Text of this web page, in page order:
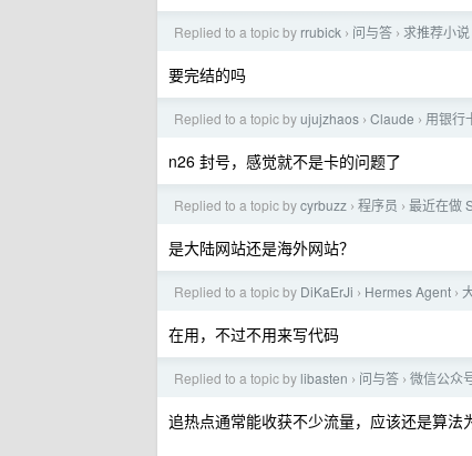
Replied to a topic by rrubick › 问与答 › 求推荐小说
要完结的吗
Replied to a topic byujujzhaos › Claude › 用银行
n26 封号，感觉就不是卡的问题了
Replied to a topic bycyrbuzz › 程序员 › 最近在做
是大陆网站还是海外网站？
Replied to a topic by DiKaErJi › Hermes Agent ›
在用，不过不用来写代码
Replied to a topic by libasten › 问与答 › 微信公众
追热点通常能收获不少流量，应该还是算法